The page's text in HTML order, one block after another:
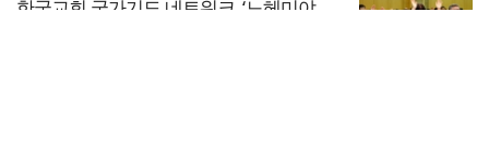
한국교회 국가기도 네트워크, ‘느헤미야